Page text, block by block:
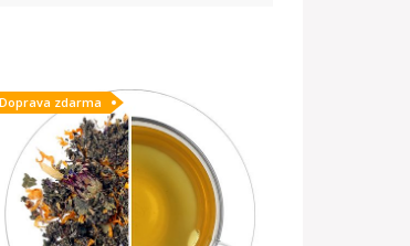
Detail produktu
Doprava zdarma